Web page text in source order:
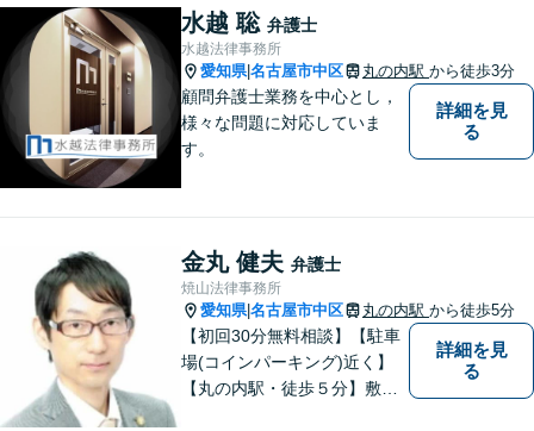
をします。独自の専門家ネッ
トワークを活かし、スムーズ
な手続きに努めます。【ビデ
オ面談可】
水越 聡 弁護士
水越法律事務所
愛知県|名古屋市中区 丸の内駅 から徒歩3分
顧問弁護士業務を中心とし，
様々な問題に対応していま
す。
詳細を見
る
金丸 健夫 弁護士
焼山法律事務所
愛知県|名古屋市中区 丸の内駅 から徒歩5分
【初回30分無料相談】【駐車
場(コインパーキング)近く】
【丸の内駅・徒歩５分】敷居
詳細を見
る